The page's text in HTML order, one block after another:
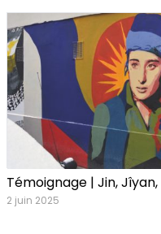
Témoignage | Jin,
2 juin 2025